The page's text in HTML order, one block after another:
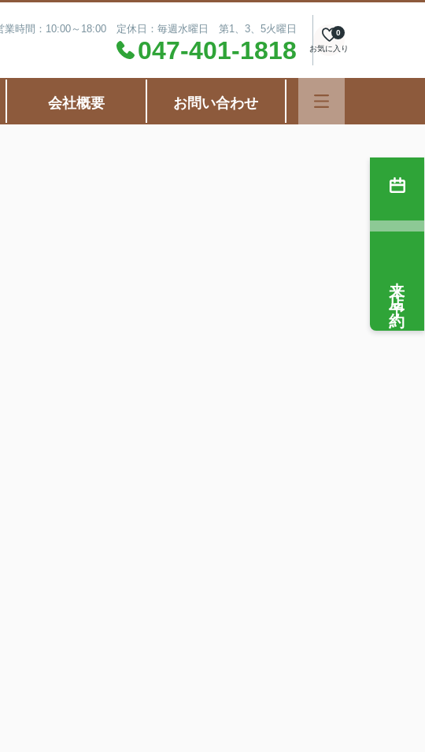
業時間：10:00～18:00 定休日：毎週水曜日 第1、3、5火曜日
047-401-1818 お気に入り
0
会社概要 お問い合わせ
来店予約